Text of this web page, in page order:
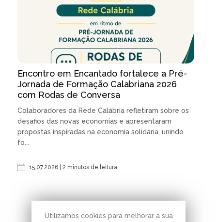
Utilizamos cookies para melhorar a sua
Encontro em Encantado fortalece a Pré-
Jornada de Formação Calabriana 2026
com Rodas de Conversa
Colaboradores da Rede Calábria refletiram sobre os
desafios das novas economias e apresentaram
propostas inspiradas na economia solidária, unindo
fo...
15.07.2026 | 2 minutos de leitura